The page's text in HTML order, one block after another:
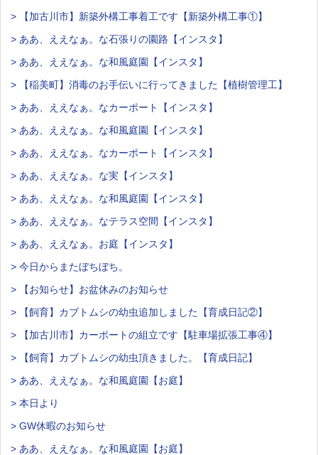
> 【加古川市】新築外構工事着工です【新築外構工事①】
> ああ、ええなぁ。な石張りの園路【インスタ】
> ああ、ええなぁ。な和風庭園【インスタ】
> 【稲美町】消毒のお手伝いに行ってきました【植樹管理工】
> ああ、ええなぁ。なカーポート【インスタ】
> ああ、ええなぁ。な和風庭園【インスタ】
> ああ、ええなぁ。なカーポート【インスタ】
> ああ、ええなぁ。な実【インスタ】
> ああ、ええなぁ。な和風庭園【インスタ】
> ああ、ええなぁ。なテラス空間【インスタ】
> ああ、ええなぁ。お庭【インスタ】
> 今日からまたぼちぼち。
> 【お知らせ】お盆休みのお知らせ
> 【飼育】カブトムシの幼虫追加しました【育成日記②】
> 【加古川市】カーポートの組立です【駐車場拡張工事④】
> 【飼育】カブトムシの幼虫頂きました。【育成日記】
> ああ、ええなぁ。な和風庭園【お庭】
> 本日より
> GW休暇のお知らせ
> ああ、ええなぁ。な和風庭園【お庭】